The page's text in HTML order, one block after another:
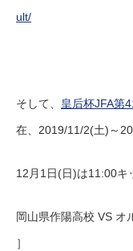
ult/
そして、 皇后杯JFA第
在、2019/11/2(土)～
12月1日(日)は11:00キ
岡山県作陽高校 VS オ
］